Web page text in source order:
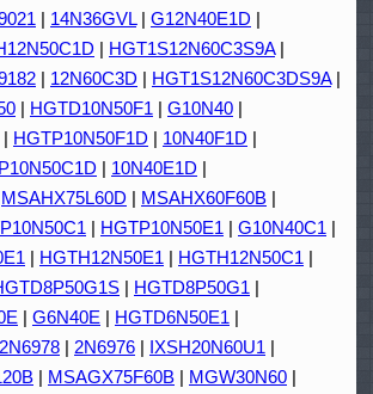
| 14N36GVL| G12N40E1D |
| HGT1S12N60C3S9A|
| 12N60C3D | HGT1S12N60C3DS9A|
| HGTD10N50F1 | G10N40 |
| HGTP10N50F1D | 10N40F1D |
| 10N40E1D |
MSAHX75L60D | MSAHX60F60B |
| HGTP10N50E1 | G10N40C1 |
| HGTH12N50E1 | HGTH12N50C1 |
| HGTD8P50G1 |
| G6N40E | HGTD6N50E1 |
2N6978 | 2N6976 | IXSH20N60U1 |
| MSAGX75F60B | MGW30N60 |